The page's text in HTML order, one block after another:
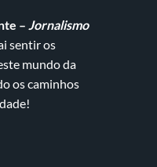
– Jornalismo
sentir os
mundo da
os caminhos